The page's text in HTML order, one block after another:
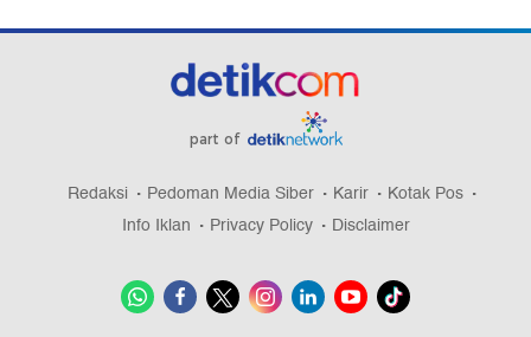
part of
Redaksi Pedoman Media Siber Karir
Kotak Pos
Info Iklan
Privacy Policy Disclaimer